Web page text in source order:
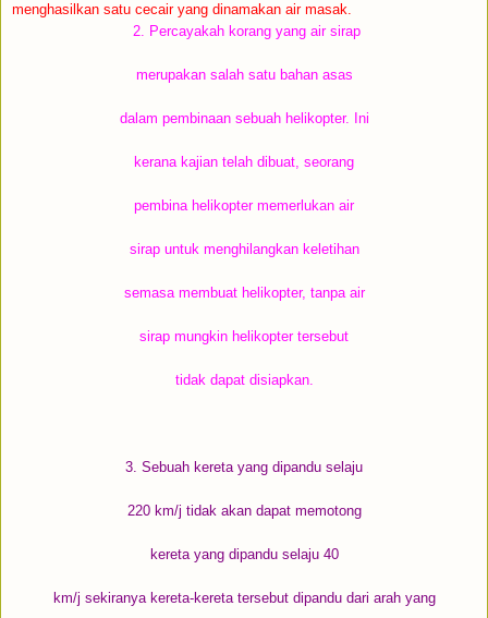
menghasilkan satu cecair yang dinamakan air masak.
2. Percayakah korang yang air sirap
merupakan salah satu bahan asas
dalam pembinaan sebuah helikopter. Ini
kerana kajian telah dibuat, seorang
pembina helikopter memerlukan air
sirap untuk menghilangkan keletihan
semasa membuat helikopter, tanpa air
sirap mungkin helikopter tersebut
tidak dapat disiapkan.
3. Sebuah kereta yang dipandu selaju
220 km/j tidak akan dapat memotong
kereta yang dipandu selaju 40
km/j sekiranya kereta-kereta tersebut dipandu dari arah yang